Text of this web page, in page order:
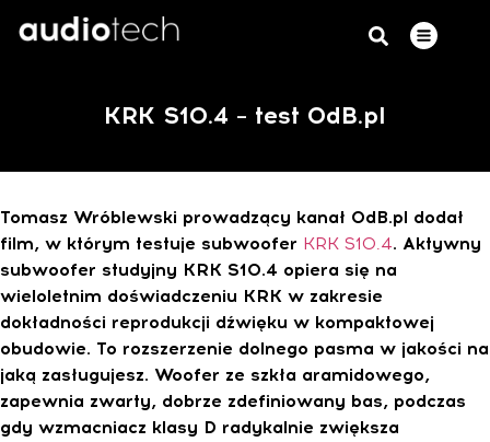
KRK S10.4 – test 0dB.pl
Tomasz Wróblewski prowadzący kanał 0dB.pl dodał
film, w którym testuje subwoofer KRK S10.4. Aktywny
subwoofer studyjny KRK S10.4 opiera się na
wieloletnim doświadczeniu KRK w zakresie
dokładności reprodukcji dźwięku w kompaktowej
obudowie. To rozszerzenie dolnego pasma w jakości na
jaką zasługujesz. Woofer ze szkła aramidowego,
zapewnia zwarty, dobrze zdefiniowany bas, podczas
gdy wzmacniacz klasy D radykalnie zwiększa